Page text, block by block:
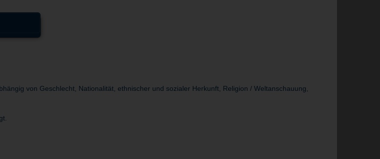
von Geschlecht, Nationalität, ethnischer und sozialer Herkunft, Religion / Weltanschauung,